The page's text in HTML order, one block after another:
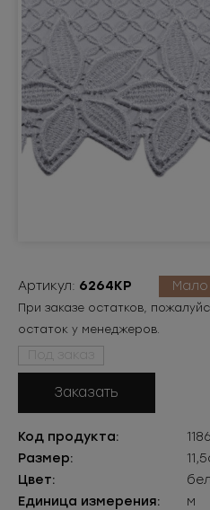
Артикул: 6264КР Мало
При заказе остатков,
остаток у менеджеров.
Под заказ
Заказать
Код продукта:
Размер:
Цвет:
Единица измерения:
м